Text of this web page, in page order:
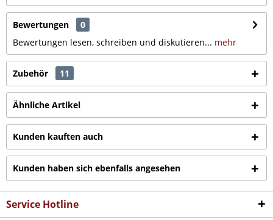
Bewertungen
0
Bewertungen lesen, schreiben und diskutieren... mehr
Zubehör 11
Ähnliche Artikel
Kunden kauften auch
Kunden haben sich ebenfalls angesehen
Service Hotline